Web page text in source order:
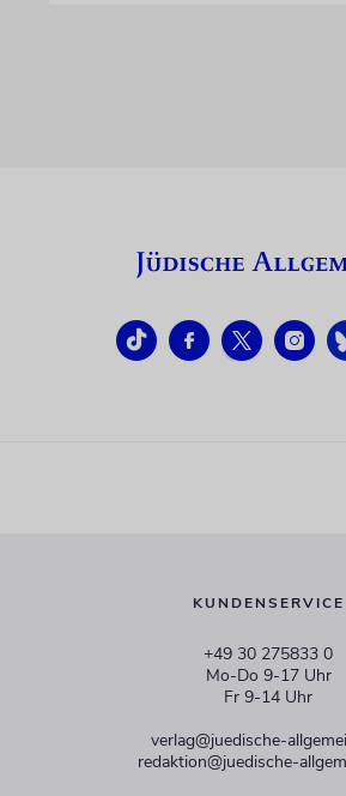
KUNDENSERVICE
+49 30 275833 0
Mo-Do 9-17 Uhr
Fr 9-14 Uhr
verlag@juedische-
redaktion@juedische-